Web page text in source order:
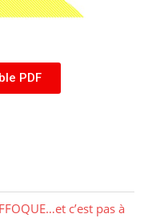
PDF
c’est pas à